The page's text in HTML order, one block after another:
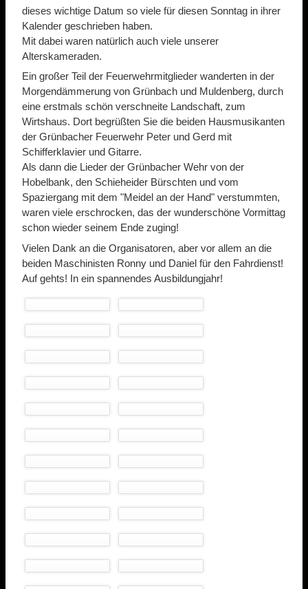
dieses wichtige Datum so viele für diesen Sonntag in ihrer
Kalender geschrieben haben.
Mit dabei waren natürlich auch viele unserer
Alterskameraden.
Ein großer Teil der Feuerwehrmitglieder wanderten in der
Morgendämmerung von Grünbach und Muldenberg, durch
eine erstmals schön verschneite Landschaft, zum
Wirtshaus. Dort begrüßten Sie die beiden Hausmusikanten
der Grünbacher Feuerwehr Peter und Gerd mit
Schifferklavier und Gitarre.
Als dann die Lieder der Grünbacher Wehr von der
Hobelbank, den Schieheider Bürschten und vom
Spaziergang mit dem "Meidel an der Hand" verstummten,
waren viele erschrocken, das der wunderschöne Vormittag
schon wieder seinem Ende zuging!
Vielen Dank an die Organisatoren, aber vor allem an die
beiden Maschinisten Ronny und Daniel für den Fahrdienst!
Auf gehts! In ein spannendes Ausbildungjahr!